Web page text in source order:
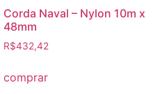
Corda Naval – Nylon 10m x
48mm
R$432,42
comprar